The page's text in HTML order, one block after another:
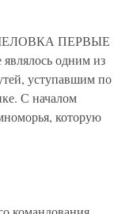
ПЕРВЫЕ
одним из
уступавшим по
С началом
которую